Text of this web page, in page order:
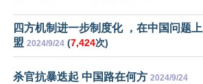
四方机制进一步制度化 ，在中国问题
盟 2024/9/24 (7,424次)
杀官抗暴迭起 中国路在何方 2024/9/24